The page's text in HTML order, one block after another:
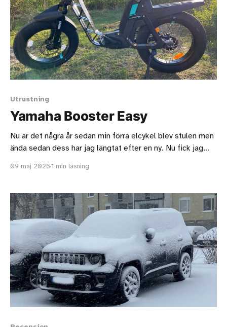
Utrustning
Yamaha Booster Easy
Nu är det några år sedan min förra elcykel blev stulen men
ända sedan dess har jag längtat efter en ny. Nu fick jag
en begagnad Yamaha Booster Easy. När Booster Easy kom
09 maj 20261 min läsning